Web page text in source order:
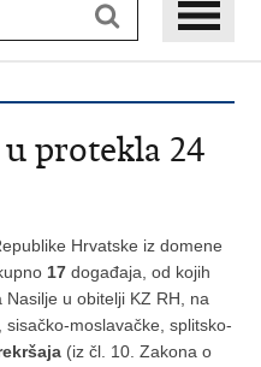
protekla 24
Hrvatske iz domene
17 događaja, od kojih
Nasilje u obitelji KZ RH, na
moslavačke, splitsko-
(iz čl. 10. Zakona o